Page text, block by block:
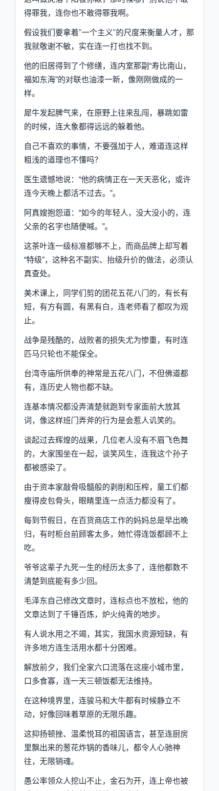
得罪我，连你也不敢得罪我啊。
假设我们要拿着"一个主义"的尺度来衡量人才，那
我就敬谢不敏，实在连一打也找不到。
他的旧居得到了个修缮，连内室那副“寿比南山，
福如东海”的对联也油漆一新，像刚刚做成的一
样。
犀牛发起脾气来，在原野上往来乱闯，暴跳如雷
的时候，连大象都得远远的躲着他。
自己不喜欢的事情，不要强加于人，难道连这样
粗浅的道理也不懂吗？
医生遗憾地说：“他的病情正在一天天恶化，或许
连今天晚上都活不过去。”。
阿真嫂抱怨道：“如今的年轻人，没大没小的，连
父亲的名字也随便喊。”。
这茶叶连一级标准都够不上，而商品牌上却写着
“特级”，这种名不副实、抬级升价的做法，必须认
真查处。
美术课上，同学们剪的团花五花八门的，有长有
短，有方有圆，有黑有白，连老师看了都叹为观
止。
战争是残酷的，战败者的损失尤为惨重，有时连
匹马只轮也不能保全。
台湾寺庙所供奉的神常是五花八门，不但佛道都
有，连历史人物也都不缺。
连基本情况都没弄清楚就跑到专家面前大放其
词，像这样班门弄斧的行为是会惹人讥笑的。
谈起过去辉煌的战果，几位老人没有不眉飞色舞
的，大家围坐在一起，谈笑风生，连我这个孙子
都被感染了。
由于资本家敲骨吸髓般的剥削和压榨，童工们都
瘦得皮包骨头，眼睛里连一点活力都没有了。
每到节假日，在百货商店工作的妈妈总是早出晚
归，有时柜台前顾客太多，她忙得连饭都顾不上
吃。
爷爷这辈子九死一生的经历太多了，连他都数不
清楚到底能有多少回。
毛泽东自己修改文章时，连标点也不放松，他的
文章达到了千锤百炼，炉火纯青的地步。
有人说水用之不竭，其实，我国水资源短缺，有
许多地方连生活用水都十分困难。
解放前夕，我们全家六口流落在这座小城市里，
口多食寡，连一天三顿饭都无法维持。
在这种境界里，连骏马和大牛都有时候静立不
动，好像回味着草原的无限乐趣。
这抑扬顿挫、温柔悦耳的祖国语言，甚至连厨房
里飘出来的葱花炸锅的香味儿，都令人心驰神
往，无限销魂。
愚公率领众人挖山不止，金石为开，连上帝也被